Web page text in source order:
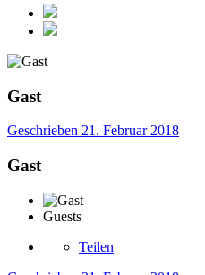
Gast
Geschrieben 21. Februar 2018
Gast
Guests
Teilen